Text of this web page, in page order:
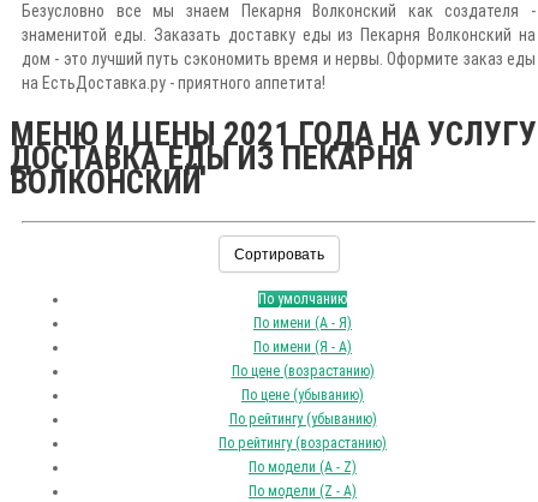
Безусловно все мы знаем Пекарня Волконский как создателя -
знаменитой еды. Заказать доставку еды из Пекарня Волконский на
дом - это лучший путь сэкономить время и нервы. Оформите заказ еды
на ЕстьДоставка.ру - приятного аппетита!
МЕНЮ И ЦЕНЫ 2021 ГОДА НА УСЛУГУ
ДОСТАВКА ЕДЫ ИЗ ПЕКАРНЯ
ВОЛКОНСКИЙ
Сортировать
По умолчанию
По имени (A - Я)
По имени (Я - A)
По цене (возрастанию)
По цене (убыванию)
По рейтингу (убыванию)
По рейтингу (возрастанию)
По модели (A - Z)
По модели (Z - A)